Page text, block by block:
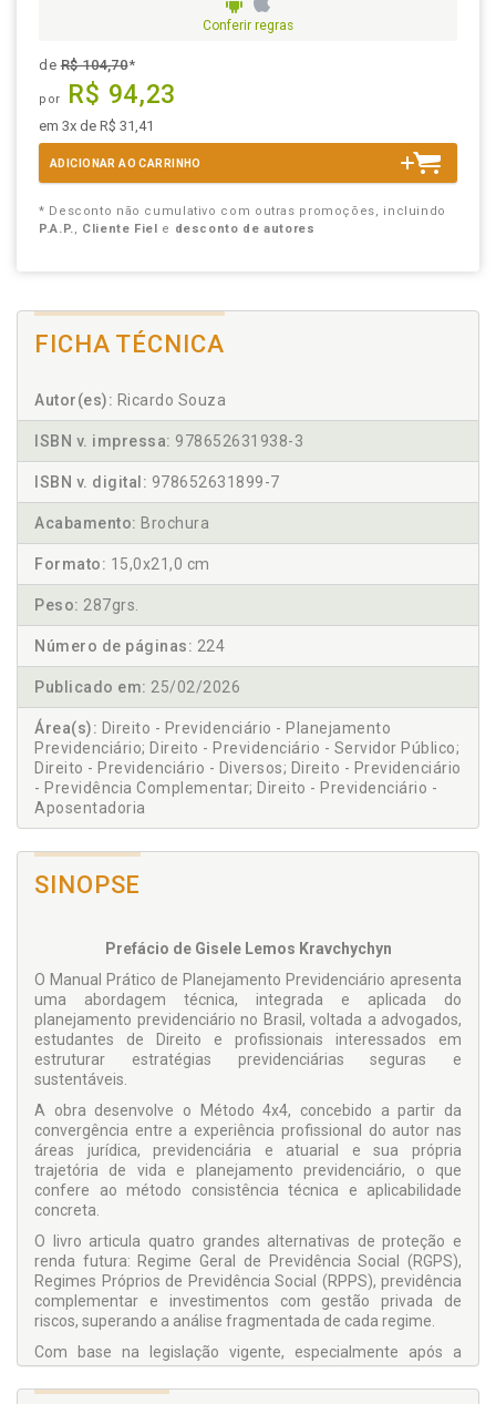
Conferir regras
deR$ 104,70*
por R$ 94,23
em 3x de R$ 31,41
ADICIONAR AO CARRINHO
* Desconto não cumulativo com outras promoções, incluindo
P.A.P., Cliente Fiel e desconto de autores
FICHA TÉCNICA
Autor(es): Ricardo Souza
ISBN v. impressa: 978652631938-3
ISBN v. digital: 978652631899-7
Acabamento: Brochura
Formato: 15,0x21,0 cm
Peso: 287grs.
Número de páginas: 224
Publicado em: 25/02/2026
Área(s): Direito - Previdenciário - Planejamento
Previdenciário; Direito - Previdenciário - Servidor Público;
Direito - Previdenciário - Diversos; Direito - Previdenciário
- Previdência Complementar; Direito - Previdenciário -
Aposentadoria
SINOPSE
Prefácio de Gisele Lemos Kravchychyn
O Manual Prático de Planejamento Previdenciário apresenta
uma abordagem técnica, integrada e aplicada do
planejamento previdenciário no Brasil, voltada a advogados,
estudantes de Direito e profissionais interessados em
estruturar estratégias previdenciárias seguras e
sustentáveis.
A obra desenvolve o Método 4x4, concebido a partir da
convergência entre a experiência profissional do autor nas
áreas jurídica, previdenciária e atuarial e sua própria
trajetória de vida e planejamento previdenciário, o que
confere ao método consistência técnica e aplicabilidade
concreta.
O livro articula quatro grandes alternativas de proteção e
renda futura: Regime Geral de Previdência Social (RGPS),
Regimes Próprios de Previdência Social (RPPS), previdência
complementar e investimentos com gestão privada de
riscos, superando a análise fragmentada de cada regime.
Com base na legislação vigente, especialmente após a
Emenda Constitucional nº 103/2019, são apresentados
instrumentos práticos para diagnóstico contributivo,